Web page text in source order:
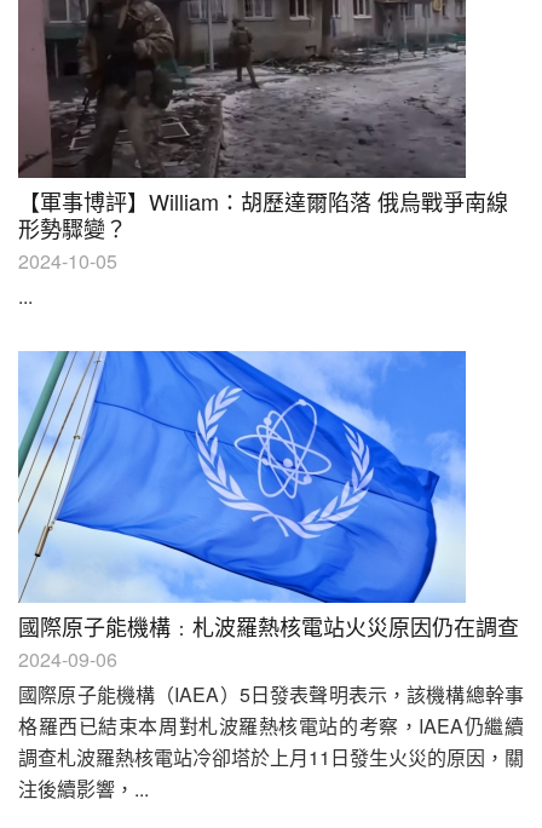
【軍事博評】William：胡歷達爾陷落 俄烏戰爭南線
形勢驟變？
2024-10-05
...
國際原子能機構﹕札波羅熱核電站火災原因仍在調查
2024-09-06
國際原子能機構（IAEA）5日發表聲明表示，該機構總幹事
格羅西已結束本周對札波羅熱核電站的考察，IAEA仍繼續
調查札波羅熱核電站冷卻塔於上月11日發生火災的原因，關
注後續影響，...